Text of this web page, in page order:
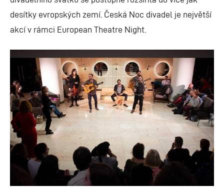
desítky evropských zemí. Česká Noc divadel je největší
akcí v rámci European Theatre Night.